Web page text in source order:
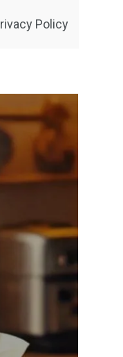
Policy